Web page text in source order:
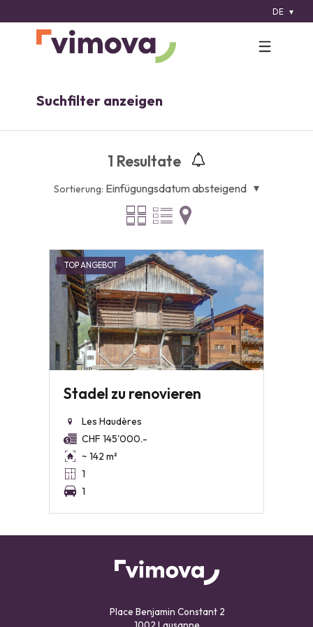
DE
Suchfilter anzeigen
1 Resultate
Sortierung: Einfügungsdatum absteigend
TOP ANGEBOT
Stadel zu renovieren
Les Haudères
CHF 145'000.-
~ 142 m²
1
1
Place Benjamin Constant 2